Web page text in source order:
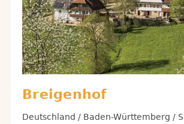
Breigenhof
Deutschland / Baden-Württemberg /